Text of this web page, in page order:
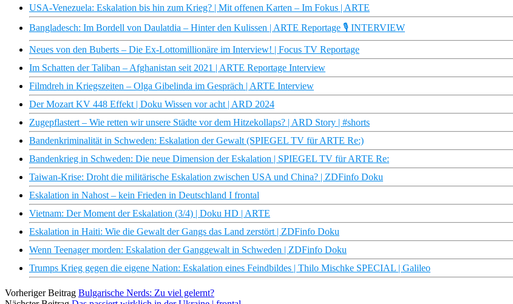
USA-Venezuela: Eskalation bis hin zum Krieg? | Mit offenen Karten – Im Fokus | ARTE
Bangladesch: Im Bordell von Daulatdia – Hinter den Kulissen | ARTE Reportage 🎙️ INTERVIEW
Neues von den Buberts – Die Ex-Lottomillionäre im Interview! | Focus TV Reportage
Im Schatten der Taliban – Afghanistan seit 2021 | ARTE Reportage Interview
Filmdreh in Kriegszeiten – Olga Gibelinda im Gespräch | ARTE Interview
Der Mozart KV 448 Effekt | Doku Wissen vor acht | ARD 2024
Zugepflastert – Wie retten wir unsere Städte vor dem Hitzekollaps? | ARD Story | #shorts
Bandenkriminalität in Schweden: Eskalation der Gewalt (SPIEGEL TV für ARTE Re:)
Bandenkrieg in Schweden: Die neue Dimension der Eskalation | SPIEGEL TV für ARTE Re:
Taiwan-Krise: Droht die militärische Eskalation zwischen USA und China? | ZDFinfo Doku
Eskalation in Nahost – kein Frieden in Deutschland I frontal
Vietnam: Der Moment der Eskalation (3/4) | Doku HD | ARTE
Eskalation in Haiti: Wie die Gewalt der Gangs das Land zerstört | ZDFinfo Doku
Wenn Teenager morden: Eskalation der Ganggewalt in Schweden | ZDFinfo Doku
Trumps Krieg gegen die eigene Nation: Eskalation eines Feindbildes | Thilo Mischke SPECIAL | Galileo
Vorheriger Beitrag Bulgarische Nerds: Zu viel gelernt?